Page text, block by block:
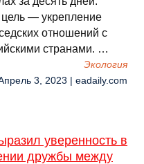
цель — укрепление
отношений с
странами. …
Экология
3, 2023 | eadaily.com
уверенность в
дружбы между